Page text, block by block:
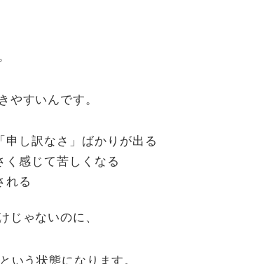
やすいんです。
し訳なさ」ばかりが出る
く感じて苦しくなる
れる
じゃないのに、
という状態になります。